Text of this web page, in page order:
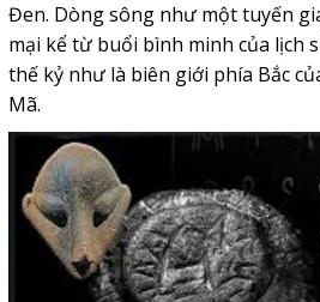
Đen. Dòng sông như một tuyến
mại kể từ buổi bình minh của lịch
thế kỷ như là biên giới phía Bắc
Mã.